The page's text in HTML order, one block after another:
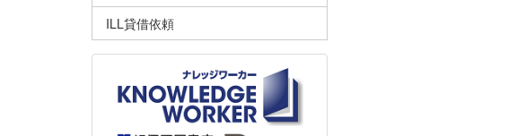
ILL貸借依頼